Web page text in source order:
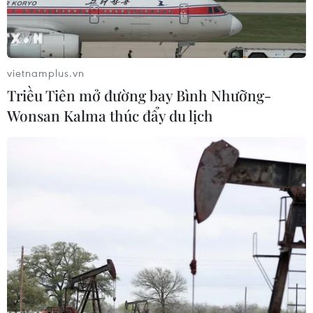
Ảnh minh họa. (Nguồn: timesofisrael.com)
Dự báo đến cuối thế kỷ 21, đại dương sẽ mất đi
gần 20% số sinh vật biển do biến đổi khí hậu.
Đây là ước tính của các nhà khoa học vừa đưa
ra trên tạp chí Mỹ Proceedings of the National
vietnamplus.vn
Triều Tiên mở đường bay Bình Nhưỡng-
Wonsan Kalma thúc đẩy du lịch